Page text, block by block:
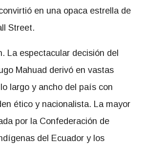
en una opaca estrella de
Street.
La espectacular decisión del
Mahuad derivó en vastas
largo y ancho del país con
ético y nacionalista. La mayor
por la Confederación de
del Ecuador y los